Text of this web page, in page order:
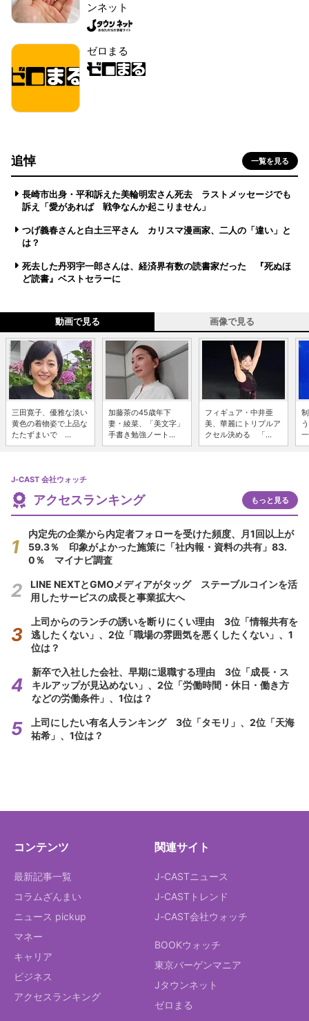
ンネット
ゼロまる
追悼 一覧を見る
長崎市出身・平和訴えた美輪明宏さん死去 ラストメッセージでも
訴え「愛があれば 戦争なんか起こりません」
つげ義春さんと白土三平さん カリスマ漫画家、二人の「違い」と
は？
死去した丹羽宇一郎さんは、経済界有数の読書家だった 『死ぬほ
ど読書』ベストセラーに
動画で見る 画像で見る
三田寛子、優雅な淡い
黄色の着物姿で上品な
たたずまいで ...
加藤茶の45歳年下
妻・綾菜、「美文字」
手書き勉強ノート...
フィギュア・中井亜
美、華麗にトリプルア
クセル決める 「...
J-CAST 会社ウォッチ
アクセスランキング もっと見る
内定先の企業から内定者フォローを受けた頻度、月1回以上が
59.3％ 印象がよかった施策に「社内報・資料の共有」83.
0％ マイナビ調査
LINE NEXTとGMOメディアがタッグ ステーブルコインを活
用したサービスの成長と事業拡大へ
上司からのランチの誘いを断りにくい理由 3位「情報共有を
逃したくない」、2位「職場の雰囲気を悪くしたくない」、1
位は？
新卒で入社した会社、早期に退職する理由 3位「成長・ス
キルアップが見込めない」、2位「労働時間・休日・働き方
などの労働条件」、1位は？
上司にしたい有名人ランキング 3位「タモリ」、2位「天海
祐希」、1位は？
コンテンツ
最新記事一覧
コラムざんまい
ニュース pickup
マネー
キャリア
ビジネス
アクセスランキング
関連サイト
J-CASTニュース
J-CASTトレンド
J-CAST会社ウォッチ
BOOKウォッチ
東京バーゲンマニア
Jタウンネット
ゼロまる